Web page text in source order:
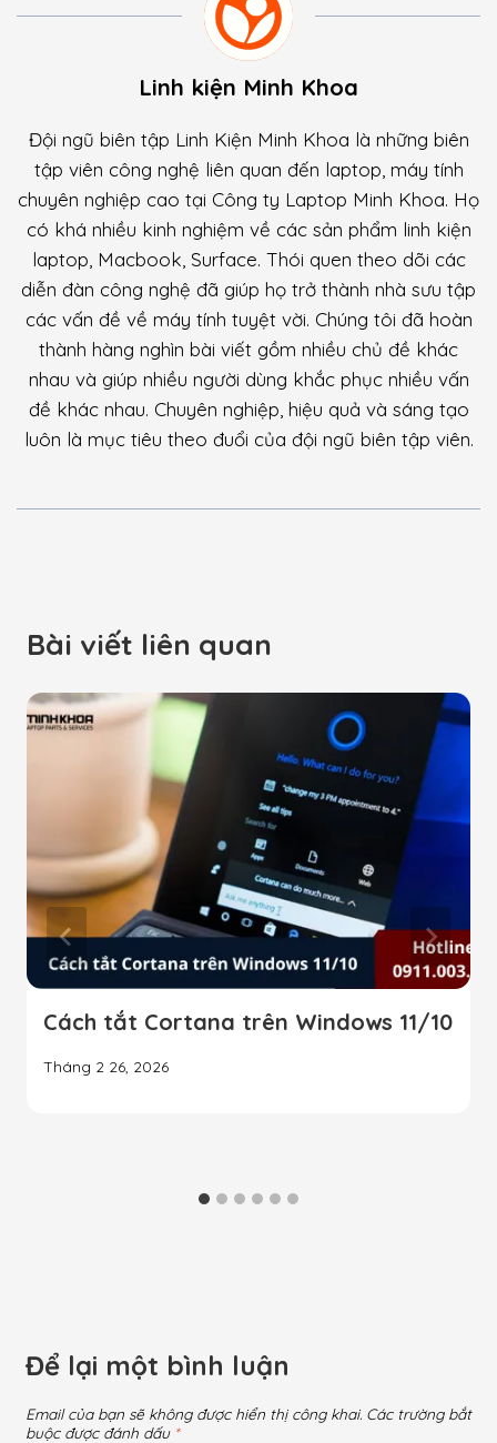
Linh kiện Minh Khoa
Đội ngũ biên tập Linh Kiện Minh Khoa là những biên
tập viên công nghệ liên quan đến laptop, máy tính
chuyên nghiệp cao tại Công ty Laptop Minh Khoa. Họ
có khá nhiều kinh nghiệm về các sản phẩm linh kiện
laptop, Macbook, Surface. Thói quen theo dõi các
diễn đàn công nghệ đã giúp họ trở thành nhà sưu tập
các vấn đề về máy tính tuyệt vời. Chúng tôi đã hoàn
thành hàng nghìn bài viết gồm nhiều chủ đề khác
nhau và giúp nhiều người dùng khắc phục nhiều vấn
đề khác nhau. Chuyên nghiệp, hiệu quả và sáng tạo
luôn là mục tiêu theo đuổi của đội ngũ biên tập viên.
Bài viết liên quan
Cách tắt Cortana trên Windows 11/10
Tháng 2 26, 2026
Để lại một bình luận
Email của bạn sẽ không được hiển thị công khai. Các trường bắt
buộc được đánh dấu *